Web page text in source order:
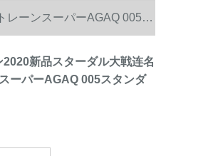
レーンスーパーAGAQ 005ス
新品スターダル大戦连名
ーパーAGAQ 005スタンダ